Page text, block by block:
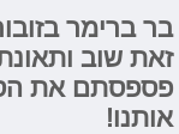
בר ברימר
זאת שוב
פספסתם את
אותנו!